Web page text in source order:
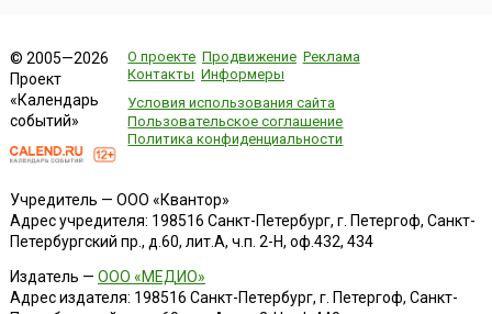
© 2005—2026
Проект
«Календарь
событий»
О проекте Продвижение Реклама
Контакты Информеры
Условия использования сайта
Пользовательское соглашение
Политика конфиденциальности
Учредитель — ООО «Квантор»
Адрес учредителя: 198516 Санкт-Петербург, г. Петергоф, Санкт-
Петербургский пр., д.60, лит.А, ч.п. 2-Н, оф.432, 434
Издатель — ООО «МЕДИО»
Адрес издателя: 198516 Санкт-Петербург, г. Петергоф, Санкт-